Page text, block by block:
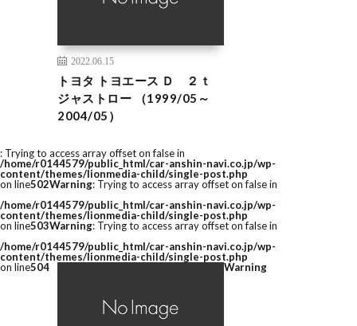
2022.06.15
トヨタ トヨエース Ｄ ２ｔ
ジャストロー （1999/05～
2004/05）
: Trying to access array offset on false in
/home/r0144579/public_html/car-anshin-navi.co.jp/wp-
content/themes/lionmedia-child/single-post.php
on line502Warning: Trying to access array offset on false in
/home/r0144579/public_html/car-anshin-navi.co.jp/wp-
content/themes/lionmedia-child/single-post.php
on line503Warning: Trying to access array offset on false in
/home/r0144579/public_html/car-anshin-navi.co.jp/wp-
content/themes/lionmedia-child/single-post.php
on line504 Warning